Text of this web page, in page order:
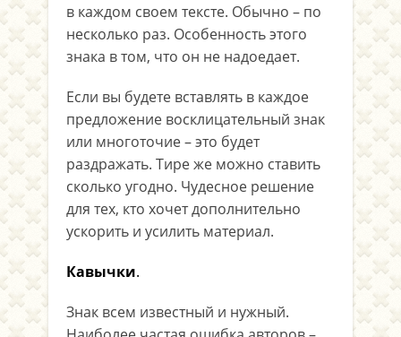
в каждом своем тексте. Обычно – по
несколько раз. Особенность этого
знака в том, что он не надоедает.
Если вы будете вставлять в каждое
предложение восклицательный знак
или многоточие – это будет
раздражать. Тире же можно ставить
сколько угодно. Чудесное решение
для тех, кто хочет дополнительно
ускорить и усилить материал.
Кавычки.
Знак всем известный и нужный.